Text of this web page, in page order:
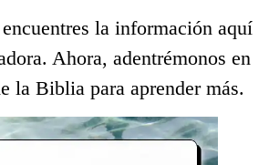
la información aquí
Ahora, adentrémonos en
la Biblia para aprender más.